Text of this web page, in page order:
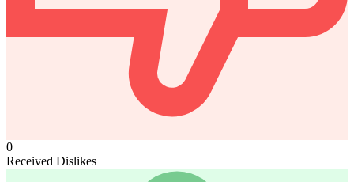
0
Received Dislikes